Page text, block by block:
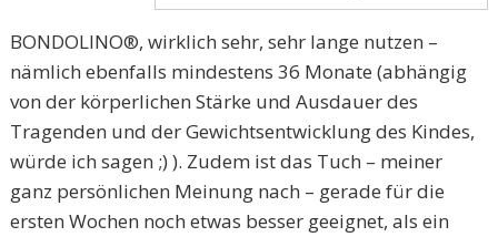
BONDOLINO®, wirklich sehr, sehr lange nutzen –
nämlich ebenfalls mindestens 36 Monate (abhängig
von der körperlichen Stärke und Ausdauer des
Tragenden und der Gewichtsentwicklung des Kindes,
würde ich sagen ;) ). Zudem ist das Tuch – meiner
ganz persönlichen Meinung nach – gerade für die
ersten Wochen noch etwas besser geeignet, als ein